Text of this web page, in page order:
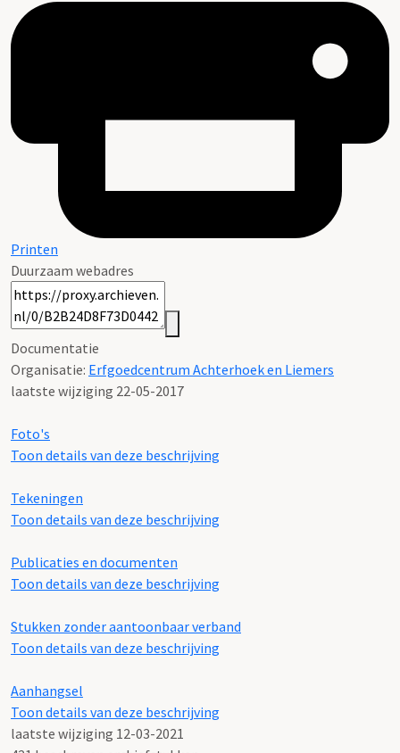
Printen
Duurzaam webadres
Documentatie
Organisatie: Erfgoedcentrum Achterhoek en Liemers
laatste wijziging 22-05-2017
Foto's
Toon details van deze beschrijving
Tekeningen
Toon details van deze beschrijving
Publicaties en documenten
Toon details van deze beschrijving
Stukken zonder aantoonbaar verband
Toon details van deze beschrijving
Aanhangsel
Toon details van deze beschrijving
laatste wijziging 12-03-2021